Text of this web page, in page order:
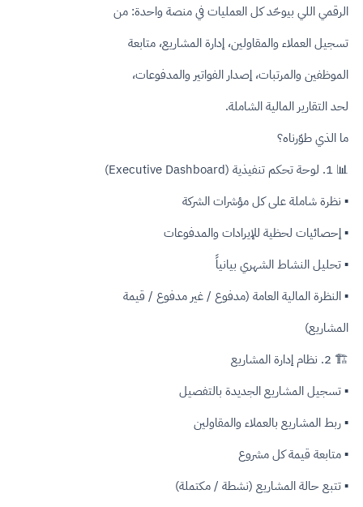
الرقمي اللي بيوحّد كل العمليات في منصة واحدة: من
تسجيل العملاء والمقاولين، إدارة المشاريع، متابعة
الموظفين والمرتبات، إصدار الفواتير والمدفوعات،
لحد التقارير المالية الشاملة.
ما الذي طوّرناه؟
📊 1. لوحة تحكم تنفيذية (Executive Dashboard)
▪ نظرة شاملة على كل مؤشرات الشركة
▪ إحصائيات لحظية للإيرادات والمدفوعات
▪ تحليل النشاط الشهري بيانياً
▪ النظرة المالية العامة (مدفوع / غير مدفوع / قيمة
المشاريع)
🏗️ 2. نظام إدارة المشاريع
▪ تسجيل المشاريع الجديدة بالتفصيل
▪ ربط المشاريع بالعملاء والمقاولين
▪ متابعة قيمة كل مشروع
▪ تتبع حالة المشاريع (نشطة / مكتملة)